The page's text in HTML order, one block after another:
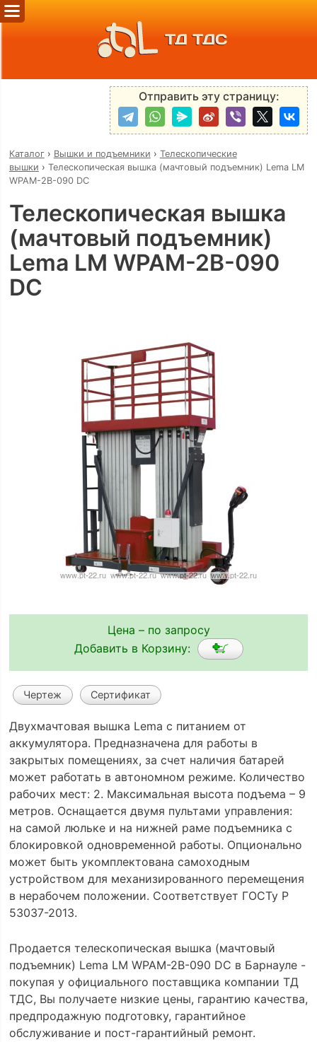
ТД ТДС
Отправить эту страницу:
Каталог› Вышки и подъемники › Телескопические
вышки › Телескопическая вышка (мачтовый подъемник) Lema LM
WPAM-2B-090 DC
Телескопическая вышка
(мачтовый подъемник)
Lema LM WPAM-2B-090
DC
Цена – по запросу
Добавить в Корзину:
Чертеж Сертификат
Двухмачтовая вышка Lema с питанием от
аккумулятора. Предназначена для работы в
закрытых помещениях, за счет наличия батарей
может работать в автономном режиме. Количество
рабочих мест: 2. Максимальная высота подъема – 9
метров. Оснащается двумя пультами управления:
на самой люльке и на нижней раме подъемника с
блокировкой одновременной работы. Опционально
может быть укомплектована самоходным
устройством для механизированного перемещения
в нерабочем положении. Соответствует ГОСТу Р
53037-2013.
Продается телескопическая вышка (мачтовый
подъемник) Lema LM WPAM-2B-090 DC в Барнауле -
покупая у официального поставщика компании ТД
ТДС, Вы получаете низкие цены, гарантию качества,
предпродажную подготовку, гарантийное
обслуживание и пост-гарантийный ремонт.